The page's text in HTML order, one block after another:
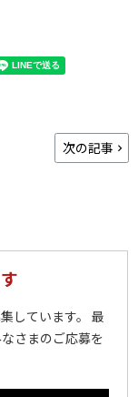
次の記事
しています。 最
さまのご応募を